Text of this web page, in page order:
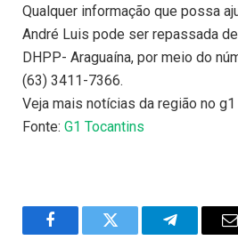
Qualquer informação que possa
André Luis pode ser repassada
DHPP- Araguaína, por meio do
(63) 3411-7366.
Veja mais notícias da região no g1
Fonte: G1 Tocantins
FacebookTwitter Telegram